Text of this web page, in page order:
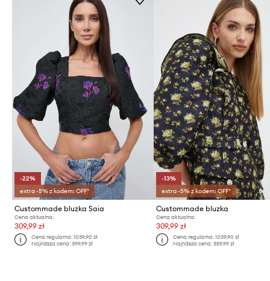
-22%
extra -5% z kodem: OFF*
Custommade bluzka Saia
Cena aktualna:
309,99 zł
Cena regularna:1039,90 zł
Najniższa cena:399,99 zł
-13%
extra -5% z kodem: OFF*
Custommade bluzka
Cena aktualna:
309,99 zł
Cena regularna: 1039,90 zł
Najniższa cena: 359,99 zł